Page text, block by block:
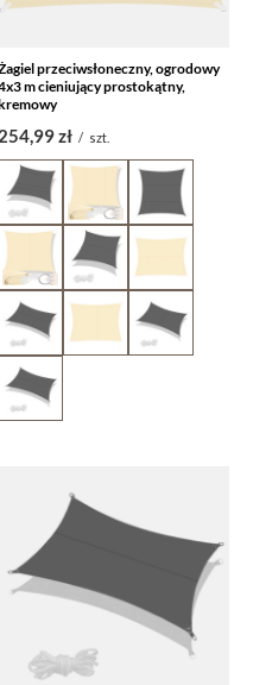
przeciwsłoneczny, ogrodowy
m cieniujący prostokątny,
254,99 zł / szt.